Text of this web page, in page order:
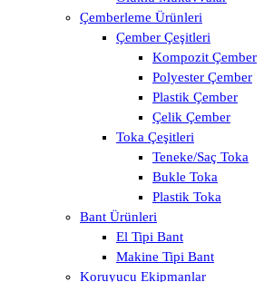
Çemberleme Ürünleri
Çember Çeşitleri
Kompozit Çember
Polyester Çember
Plastik Çember
Çelik Çember
Toka Çeşitleri
Teneke/Saç Toka
Bukle Toka
Plastik Toka
Bant Ürünleri
El Tipi Bant
Makine Tipi Bant
Koruyucu Ekipmanlar